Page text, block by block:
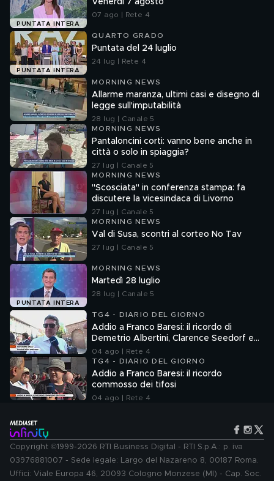
PUNTATA INTERA
Venerdì 7 agosto
07 ago | Rete 4
PUNTATA INTERA
QUARTO GRADO
Puntata del 24 luglio
24 lug | Rete 4
MORNING NEWS
Allarme maranza, ultimi casi e disegno di
legge sull'imputabilità
28 lug | Canale 5
MORNING NEWS
Pantaloncini corti: vanno bene anche in
città o solo in spiaggia?
27 lug | Canale 5
MORNING NEWS
"Scosciata" in conferenza stampa: fa
discutere la vicesindaca di Livorno
27 lug | Canale 5
MORNING NEWS
Val di Susa, scontri al corteo No Tav
27 lug | Canale 5
PUNTATA INTERA
MORNING NEWS
Martedì 28 luglio
28 lug | Canale 5
TG4 - DIARIO DEL GIORNO
Addio a Franco Baresi: il ricordo di
Demetrio Albertini, Clarence Seedorf e
Giovanni Galli
04 ago | Rete 4
TG4 - DIARIO DEL GIORNO
Addio a Franco Baresi: il ricordo
commosso dei tifosi
04 ago | Rete 4
Copyright ©1999-2026 RTI Business Digital - RTI S.p.A.: p. iva
03976881007 - Sede legale: Largo del Nazareno 8, 00187 Roma.
Uffici: Viale Europa 46, 20093 Cologno Monzese (MI) - Cap. Soc.